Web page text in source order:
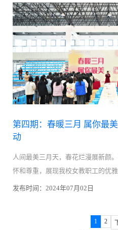
第四期：春暖三月 属你最
动
人间最美三月天，春花烂漫展新颜
怀和尊重，展现我校女教职工的优
工会、校妇女联合会、校团委联合组
发布时间：2024年07月02日
1 2